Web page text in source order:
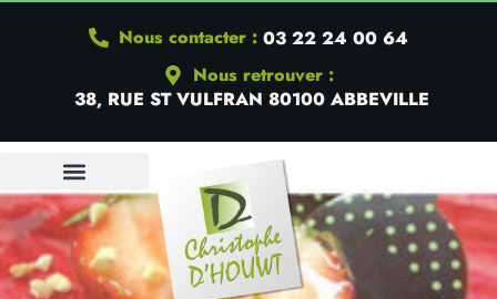
Nous contacter : 03 22 24 00 64
Nous retrouver :
38, RUE ST VULFRAN 80100 ABBEVILLE